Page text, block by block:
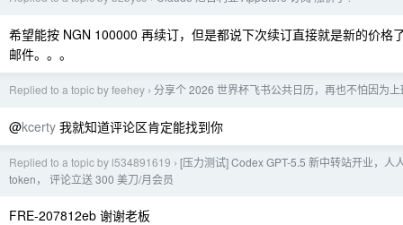
希望能按 NGN 100000 再续订，但是都说下次续订直接就是新的价格
邮件。。。
Replied to a topic by feehey › 分享个 2026 世界杯飞书公共日历，再也不怕因为
@kcerty 我就知道评论区肯定能找到你
Replied to a topic by l534891619 › [压力测试] Codex GPT-5.5 新中转站开业，人
token， 评论立送 300 美刀/月会员
FRE-207812eb 谢谢老板